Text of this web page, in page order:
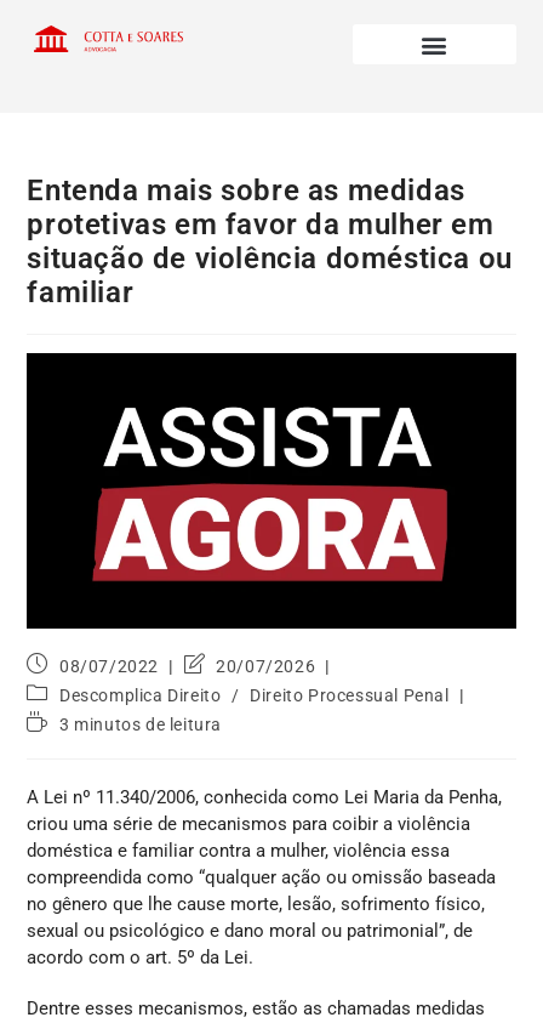
Entenda mais sobre as medidas
protetivas em favor da mulher em
situação de violência doméstica ou
familiar
08/07/2022
20/07/2026
Descomplica Direito
/
Direito Processual Penal
3 minutos de leitura
A Lei nº 11.340/2006, conhecida como Lei Maria da Penha,
criou uma série de mecanismos para coibir a violência
doméstica e familiar contra a mulher, violência essa
compreendida como “qualquer ação ou omissão baseada
no gênero que lhe cause morte, lesão, sofrimento físico,
sexual ou psicológico e dano moral ou patrimonial”, de
acordo com o art. 5º da Lei.
Dentre esses mecanismos, estão as chamadas medidas